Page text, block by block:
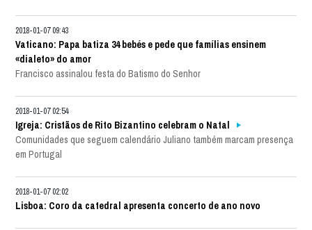
2018-01-07 09:43
Vaticano: Papa batiza 34 bebés e pede que famílias ensinem
«dialeto» do amor
Francisco assinalou festa do Batismo do Senhor
2018-01-07 02:54
Igreja: Cristãos de Rito Bizantino celebram o Natal
Comunidades que seguem calendário Juliano também marcam presença
em Portugal
2018-01-07 02:02
Lisboa: Coro da catedral apresenta concerto de ano novo